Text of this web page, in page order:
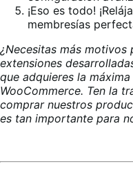
¡Eso es todo!
membresías
¿Necesitas más
extensiones
que adquieres la
WooCommerce. Ten la
comprar nuestros
es tan importante para